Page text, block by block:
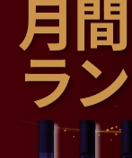
テロワール
ラス・バランカスは、メンド
環境という素晴らしいロケー
がパスカル・トソに属していま
大限に発揮され、表土は緑で覆
ワールです。日中は暖かく夜は
最適な気候条件を備えており、